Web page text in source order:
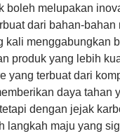
boleh melupakan
dari bahan-
kali menggabungkan
produk yang lebih
yang terbuat dari
daya tahan
dengan jejak
langkah maju yang